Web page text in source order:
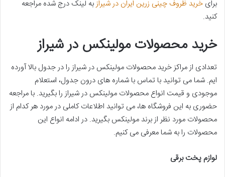
برای خرید ظروف چینی زرین ایران در شیرازبه لینک درج شده مراجعه
کنید.
خرید محصولات مولینکس در شیراز
تعدادی از مراکز خرید محصولات مولینکس در شیراز را در جدول بالا آورده
ایم. شما می توانید با تماس با شماره های درون جدول، استعلام
موجودی و قیمت انواع محصولات مولینکس در شیراز را بگیرید. با مراجعه
حضوری به این فروشگاه ها، می توانید اطلاعات کاملی در مورد هر کدام از
محصولات مورد نظر از برند مولینکس بگیرید. در ادامه انواع این
محصولات را به شما معرفی می کنیم.
لوازم پخت برقی